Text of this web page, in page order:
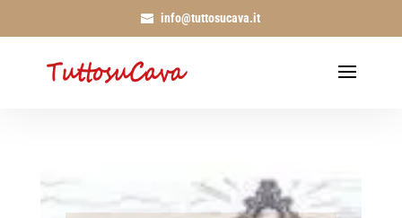
info@tuttosucava.it